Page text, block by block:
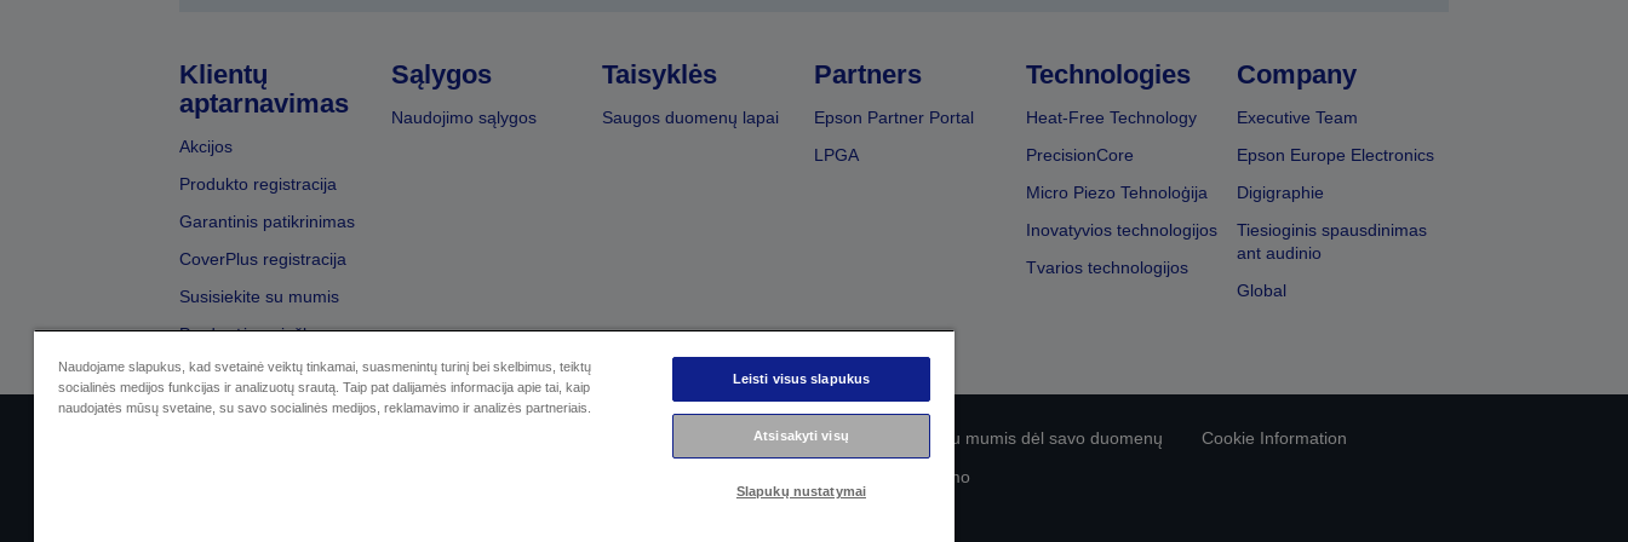
Klientų
aptarnavimas
Akcijos
Produkto registracija
Garantinis patikrinimas
CoverPlus registracija
Susisiekite su mumis
Pardavėjų paieška
Sąlygos
Naudojimo sąlygos
Taisyklės
Saugos duomenų lapai
Partners
Epson Partner Portal
LPGA
Technologies
Heat-Free Technology
PrecisionCore
Micro Piezo Tehnoloģija
Inovatyvios technologijos
Tvarios technologijos
Company
Executive Team
Epson Europe Electronics
Digigraphie
Tiesioginis spausdinimas
ant audinio
Global
EU Data Act Compliance Susisiekite su mumis dėl savo duomenų
Cookie Information
„Epson“ įsipareigojimas dėl prieinamumo
Naudojame slapukus, kad svetainė veiktų tinkamai, suasmenintų turinį bei skelbimus, teiktų
socialinės medijos funkcijas ir analizuotų srautą. Taip pat dalijamės informacija apie tai, kaip
naudojatės mūsų svetaine, su savo socialinės medijos, reklamavimo ir analizės partneriais.
Leisti visus slapukus
Atsisakyti visų
Slapukų nustatymai